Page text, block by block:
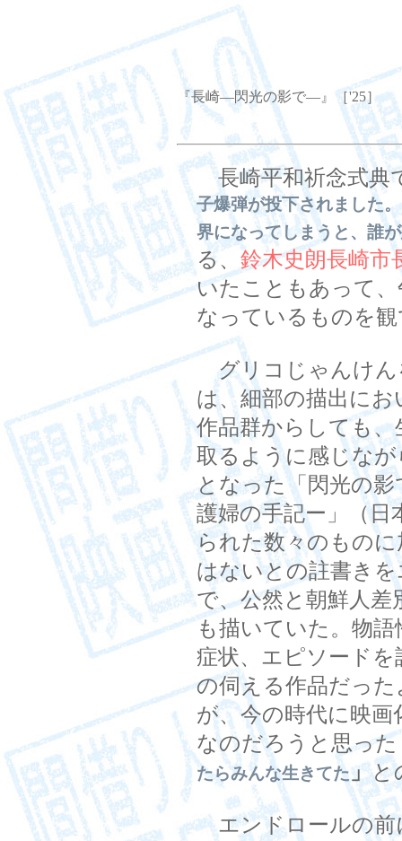
『長崎―閃光の影で―』［'25］
長崎平和祈念式典
子爆弾が投下されました
界になってしまうと、誰
る、 鈴木史朗長崎市
いたこともあって
なっているものを
グリコじゃんけん
は、細部の描出に
作品群からしても
取るように感じな
となった「閃光の影
護婦の手記ー」（日
られた数々のもの
はないとの註書き
で、公然と朝鮮人
も描いていた。物
症状、エピソード
の伺える作品だっ
が、今の時代に映
なのだろうと思っ
たらみんな生きてた」と
エンドロールの前